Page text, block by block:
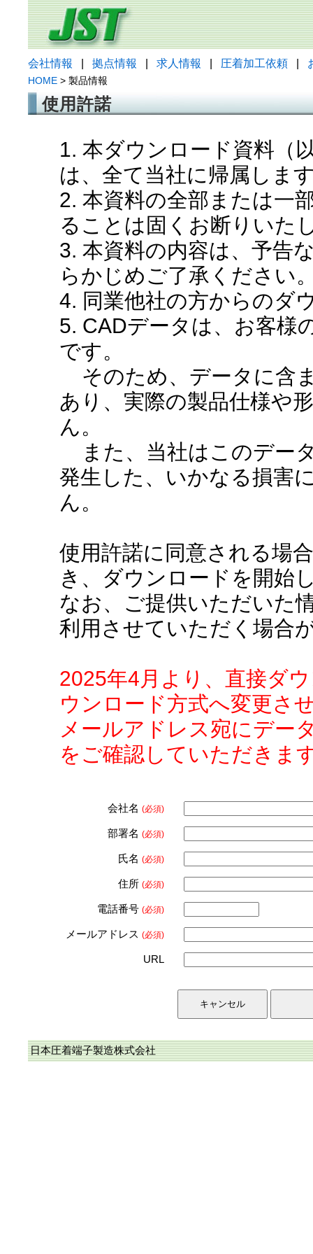
会社情報 拠点情報 求人情報 圧着加工依頼
HOME > 製品情報
使用許諾
1. 本ダウンロード資料（
は、全て当社に帰属しま
2. 本資料の全部または一
ることは固くお断りいた
3. 本資料の内容は、予告
らかじめご了承ください
4. 同業他社の方からのダ
5. CADデータは、お客様
です。
そのため、データに含
あり、実際の製品仕様や
ん。
また、当社はこのデー
発生した、いかなる損害
ん。
使用許諾に同意される場
き、ダウンロードを開始
なお、ご提供いただいた
利用させていただく場合
2025年4月より、直接ダ
ウンロード方式へ変更さ
メールアドレス宛にデー
をご確認していただきま
会社名 (必須)
部署名 (必須)
氏名 (必須)
住所 (必須)
電話番号 (必須)
メールアドレス (必須)
URL
日本圧着端子製造株式会社